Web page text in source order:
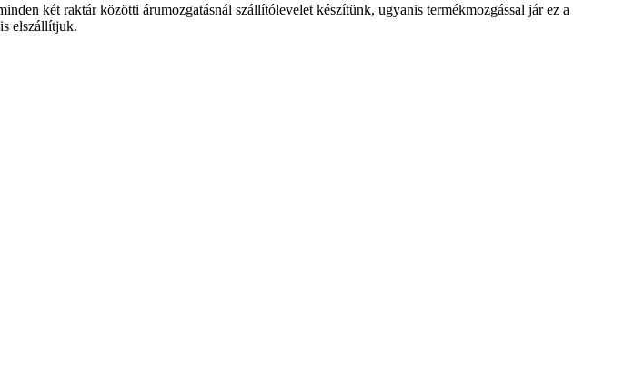
két raktár közötti árumozgatásnál szállítólevelet készítünk, ugyanis termékmozgással jár ez a
elszállítjuk.